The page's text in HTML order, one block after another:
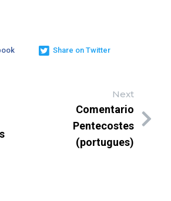
Share on Twitter
Next
Comentario
Pentecostes
(portugues)